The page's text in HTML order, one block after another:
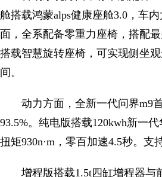
舱搭载鸿蒙alps健康座舱3.0，车
面，全系配备零重力座椅，搭配
搭载智慧旋转座椅，可实现侧坐
间。
动力方面，全新一代问界m9
93.5%。纯电版搭载120kwh新一
扭矩930n·m，零百加速4.5秒。支
增程版搭载1.5t四缸增程器与